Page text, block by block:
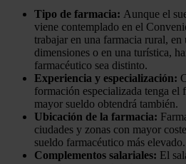
Tipo de farmacia: Aunque el
viene contemplado en el
trabajar en una farmacia rural, en
dimensiones o en una turística,
farmacéutico sea distinto.
Experiencia y especialización:
formación especializada tenga el
mayor sueldo obtendrá también.
Ubicación de la farmacia:
ciudades y zonas con mayor
sueldo farmacéutico más elevado.
Complementos salariales: El